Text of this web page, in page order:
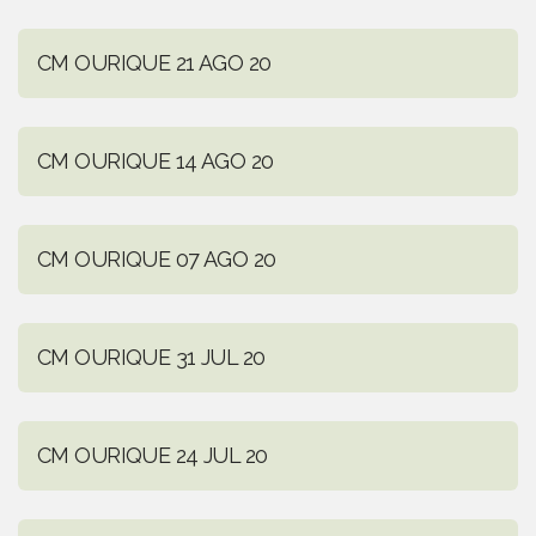
CM OURIQUE 21 AGO 20
CM OURIQUE 14 AGO 20
CM OURIQUE 07 AGO 20
CM OURIQUE 31 JUL 20
CM OURIQUE 24 JUL 20